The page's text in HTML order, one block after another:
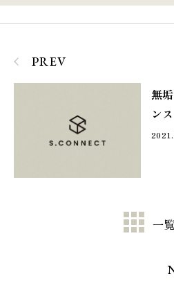
PREV
無
ンス
一